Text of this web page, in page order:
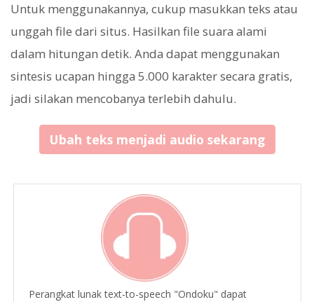
Untuk menggunakannya, cukup masukkan teks atau
unggah file dari situs. Hasilkan file suara alami
dalam hitungan detik. Anda dapat menggunakan
sintesis ucapan hingga 5.000 karakter secara gratis,
jadi silakan mencobanya terlebih dahulu.
Ubah teks menjadi audio sekarang
Perangkat lunak text-to-speech "Ondoku" dapat